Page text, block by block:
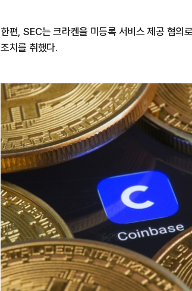
한편, SEC는 크라켄을 미등록 서비스 제공 혐의
조치를 취했다.